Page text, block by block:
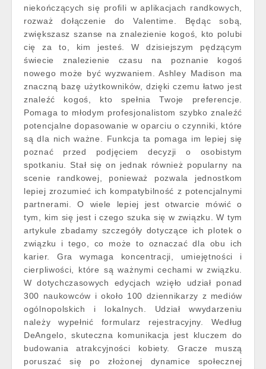
niekończących się profili w aplikacjach randkowych,
rozważ dołączenie do Valentime. Będąc sobą,
zwiększasz szanse na znalezienie kogoś, kto polubi
cię za to, kim jesteś. W dzisiejszym pędzącym
świecie znalezienie czasu na poznanie kogoś
nowego może być wyzwaniem. Ashley Madison ma
znaczną bazę użytkowników, dzięki czemu łatwo jest
znaleźć kogoś, kto spełnia Twoje preferencje.
Pomaga to młodym profesjonalistom szybko znaleźć
potencjalne dopasowanie w oparciu o czynniki, które
są dla nich ważne. Funkcja ta pomaga im lepiej się
poznać przed podjęciem decyzji o osobistym
spotkaniu. Stał się on jednak również popularny na
scenie randkowej, ponieważ pozwala jednostkom
lepiej zrozumieć ich kompatybilność z potencjalnymi
partnerami. O wiele lepiej jest otwarcie mówić o
tym, kim się jest i czego szuka się w związku. W tym
artykule zbadamy szczegóły dotyczące ich plotek o
związku i tego, co może to oznaczać dla obu ich
karier. Gra wymaga koncentracji, umiejętności i
cierpliwości, które są ważnymi cechami w związku.
W dotychczasowych edycjach wzięło udział ponad
300 naukowców i około 100 dziennikarzy z mediów
ogólnopolskich i lokalnych. Udział wwydarzeniu
należy wypełnić formularz rejestracyjny. Według
DeAngelo, skuteczna komunikacja jest kluczem do
budowania atrakcyjności kobiety. Gracze muszą
poruszać się po złożonej dynamice społecznej